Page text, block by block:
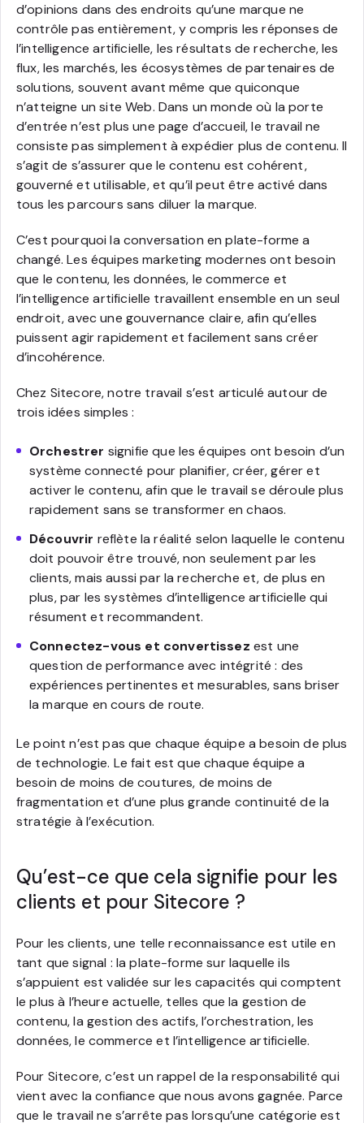
d’opinions dans des endroits qu’une marque ne
contrôle pas entièrement, y compris les réponses de
l’intelligence artificielle, les résultats de recherche, les
flux, les marchés, les écosystèmes de partenaires de
solutions, souvent avant même que quiconque
n’atteigne un site Web. Dans un monde où la porte
d’entrée n’est plus une page d’accueil, le travail ne
consiste pas simplement à expédier plus de contenu. Il
s’agit de s’assurer que le contenu est cohérent,
gouverné et utilisable, et qu’il peut être activé dans
tous les parcours sans diluer la marque.
C’est pourquoi la conversation en plate-forme a
changé. Les équipes marketing modernes ont besoin
que le contenu, les données, le commerce et
l’intelligence artificielle travaillent ensemble en un seul
endroit, avec une gouvernance claire, afin qu’elles
puissent agir rapidement et facilement sans créer
d’incohérence.
Chez Sitecore, notre travail s’est articulé autour de
trois idées simples :
Orchestrer signifie que les équipes ont besoin d’un
système connecté pour planifier, créer, gérer et
activer le contenu, afin que le travail se déroule plus
rapidement sans se transformer en chaos.
Découvrir reflète la réalité selon laquelle le contenu
doit pouvoir être trouvé, non seulement par les
clients, mais aussi par la recherche et, de plus en
plus, par les systèmes d’intelligence artificielle qui
résument et recommandent.
Connectez-vous et convertissez est une
question de performance avec intégrité : des
expériences pertinentes et mesurables, sans briser
la marque en cours de route.
Le point n’est pas que chaque équipe a besoin de plus
de technologie. Le fait est que chaque équipe a
besoin de moins de coutures, de moins de
fragmentation et d’une plus grande continuité de la
stratégie à l’exécution.
Qu’est-ce que cela signifie pour les
clients et pour Sitecore ?
Pour les clients, une telle reconnaissance est utile en
tant que signal : la plate-forme sur laquelle ils
s’appuient est validée sur les capacités qui comptent
le plus à l’heure actuelle, telles que la gestion de
contenu, la gestion des actifs, l’orchestration, les
données, le commerce et l’intelligence artificielle.
Pour Sitecore, c’est un rappel de la responsabilité qui
vient avec la confiance que nous avons gagnée. Parce
que le travail ne s’arrête pas lorsqu’une catégorie est